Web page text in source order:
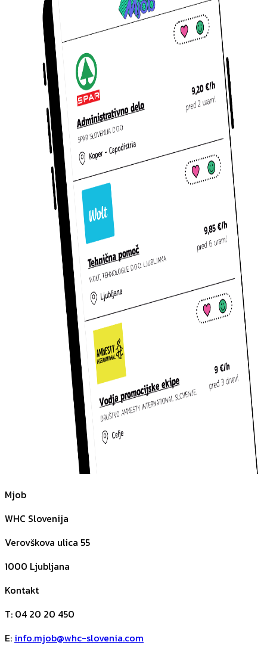
Mjob
WHC Slovenija
Verovškova ulica 55
1000 Ljubljana
Kontakt
T: 04 20 20 450
E: info.mjob@whc-slovenia.com